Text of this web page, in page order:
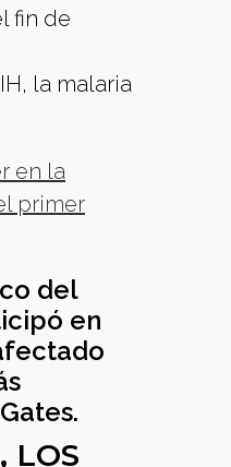
fin de
la malaria
en la
primer
del
en
LOS